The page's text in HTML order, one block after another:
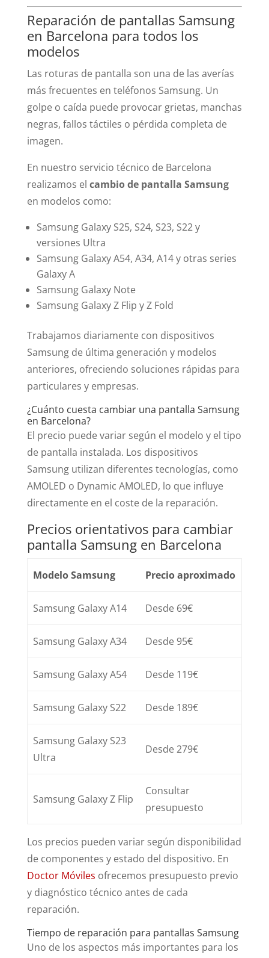
Reparación de pantallas Samsung
en Barcelona para todos los
modelos
Las roturas de pantalla son una de las averías
más frecuentes en teléfonos Samsung. Un
golpe o caída puede provocar grietas, manchas
negras, fallos táctiles o pérdida completa de
imagen.
En nuestro servicio técnico de Barcelona
realizamos el cambio de pantalla Samsung
en modelos como:
Samsung Galaxy S25, S24, S23, S22 y
versiones Ultra
Samsung Galaxy A54, A34, A14 y otras series
Galaxy A
Samsung Galaxy Note
Samsung Galaxy Z Flip y Z Fold
Trabajamos diariamente con dispositivos
Samsung de última generación y modelos
anteriores, ofreciendo soluciones rápidas para
particulares y empresas.
¿Cuánto cuesta cambiar una pantalla Samsung
en Barcelona?
El precio puede variar según el modelo y el tipo
de pantalla instalada. Los dispositivos
Samsung utilizan diferentes tecnologías, como
AMOLED o Dynamic AMOLED, lo que influye
directamente en el coste de la reparación.
Precios orientativos para cambiar
pantalla Samsung en Barcelona
Modelo Samsung Precio aproximado
Samsung Galaxy A14 Desde 69€
Samsung Galaxy A34 Desde 95€
Samsung Galaxy A54 Desde 119€
Samsung Galaxy S22 Desde 189€
Samsung Galaxy S23
Ultra
Desde 279€
Samsung Galaxy Z Flip
Consultar
presupuesto
Los precios pueden variar según disponibilidad
de componentes y estado del dispositivo. En
Doctor Móviles ofrecemos presupuesto previo
y diagnóstico técnico antes de cada
reparación.
Tiempo de reparación para pantallas Samsung
Uno de los aspectos más importantes para los